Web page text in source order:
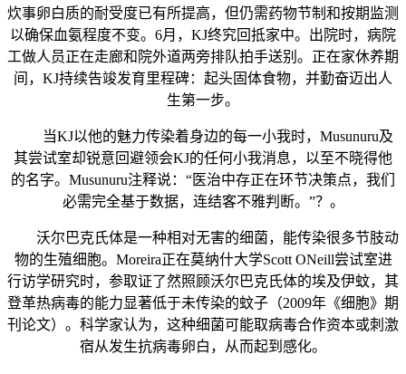
炊事卵白质的耐受度已有所提高，但仍需药物节制和按期监测
以确保血氨程度不变。6月，KJ终究回抵家中。出院时，病院
工做人员正在走廊和院外道两旁排队拍手送别。正在家休养期
间，KJ持续告竣发育里程碑：起头固体食物，并勤奋迈出人
生第一步。
当KJ以他的魅力传染着身边的每一小我时，Musunuru及
其尝试室却锐意回避领会KJ的任何小我消息，以至不晓得他
的名字。Musunuru注释说：“医治中存正在环节决策点，我们
必需完全基于数据，连结客不雅判断。”？。
沃尔巴克氏体是一种相对无害的细菌，能传染很多节肢动
物的生殖细胞。Moreira正在莫纳什大学Scott ONeill尝试室进
行访学研究时，参取证了然照顾沃尔巴克氏体的埃及伊蚊，其
登革热病毒的能力显著低于未传染的蚊子（2009年《细胞》期
刊论文）。科学家认为，这种细菌可能取病毒合作资本或刺激
宿从发生抗病毒卵白，从而起到感化。